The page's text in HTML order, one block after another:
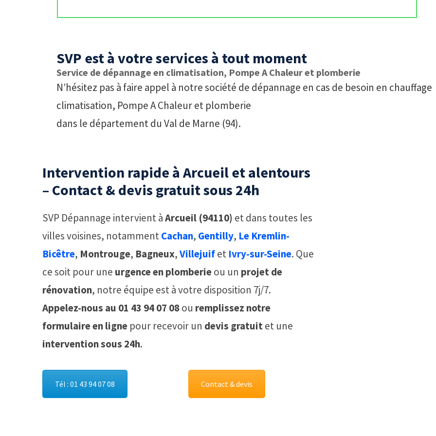
SVP est à votre services à tout moment
Service de dépannage en climatisation, Pompe A Chaleur et plomberie
N’hésitez pas à faire appel à notre société de dépannage en cas de besoin en chauffage
climatisation, Pompe A Chaleur et plomberie
dans le département du Val de Marne (94).
Intervention rapide à Arcueil et alentours
– Contact & devis gratuit sous 24h
SVP Dépannage intervient àArcueil (94110) et dans toutes les
villes voisines, notammentCachan, Gentilly, Le Kremlin-
Bicêtre, Montrouge, Bagneux,Villejuifet Ivry-sur-Seine. Que
ce soit pour une urgence en plomberieou un projet de
rénovation, notre équipe est à votre disposition 7j/7.
Appelez-nous au 01 43 94 07 08ou remplissez notre
formulaire en ligne pour recevoir un devis gratuitet une
intervention sous 24h.
Tél : 01 43 94 07 08 Contact & devis